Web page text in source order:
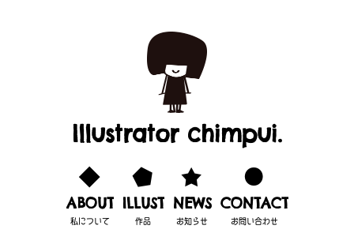
Illustrator chimpui.
ABOUT
私について
ILLUST
作品
NEWS
お知らせ
CONTACT
お問い合わせ